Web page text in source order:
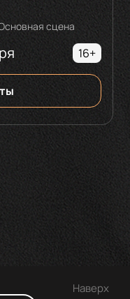
сцена
16+
Наверх